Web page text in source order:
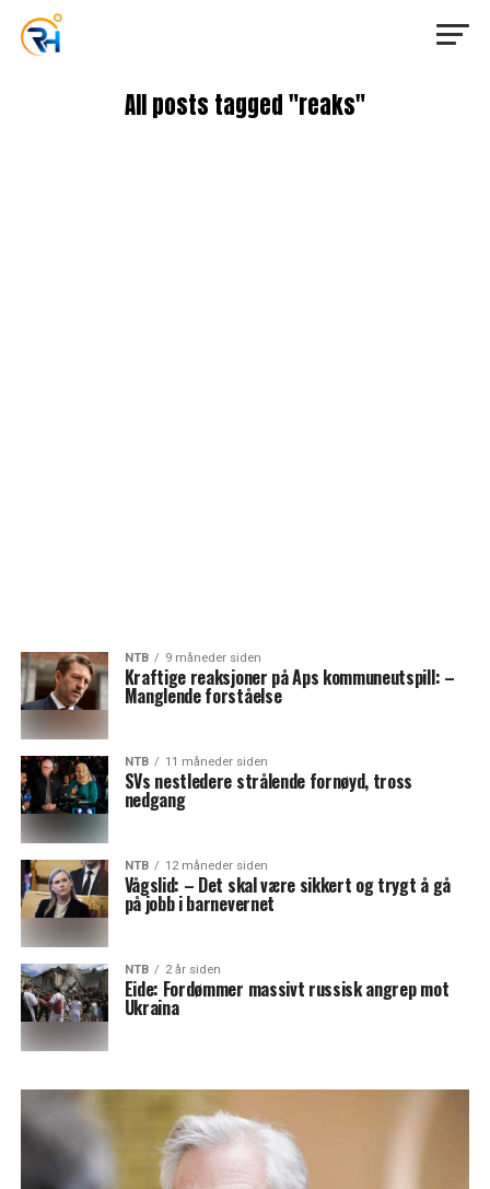
All posts tagged "reaks"
NTB 9 måneder siden
Kraftige reaksjoner på Aps kommuneutspill: –
Manglende forståelse
NTB 11 måneder siden
SVs nestledere strålende fornøyd, tross
nedgang
NTB 12 måneder siden
Vågslid: – Det skal være sikkert og trygt å gå
på jobb i barnevernet
NTB 2 år siden
Eide: Fordømmer massivt russisk angrep mot
Ukraina